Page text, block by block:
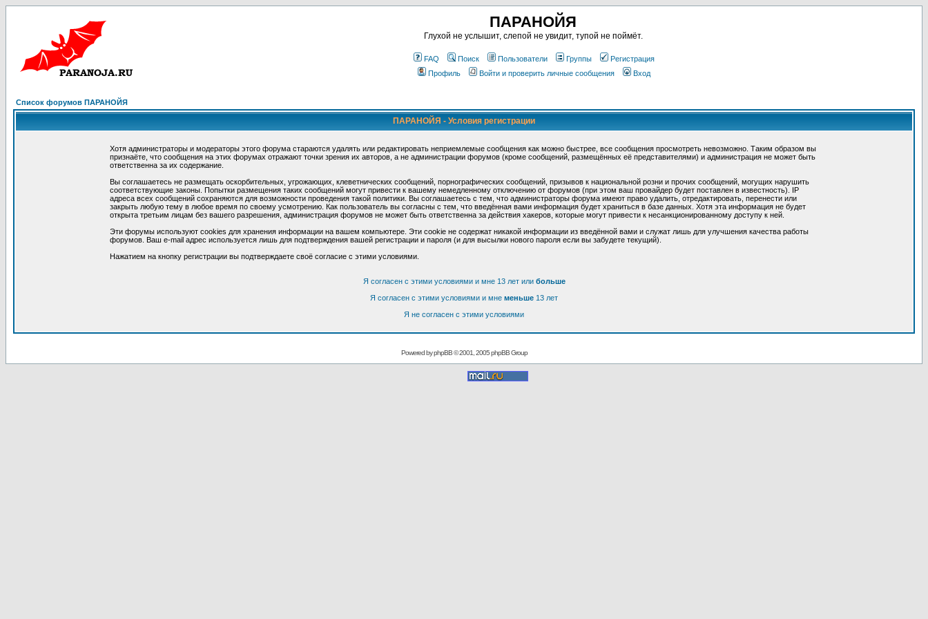
ПАРАНОЙЯ
Глухой не услышит, слепой не увидит, тупой не поймёт.
FAQ Поиск Пользователи Группы
Регистрация
Профиль
Войти и проверить личные сообщения Вход
Список форумов ПАРАНОЙЯ
ПАРАНОЙЯ - Условия регистрации
Хотя администраторы и модераторы этого форума стараются удалять или редактировать неприемлемые сообщения как можно быстрее, все сообщения просмотреть невозможно. Таким образом вы
признаёте, что сообщения на этих форумах отражают точки зрения их авторов, а не администрации форумов (кроме сообщений, размещённых её представителями) и администрация не может быть
ответственна за их содержание.
Вы соглашаетесь не размещать оскорбительных, угрожающих, клеветнических сообщений, порнографических сообщений, призывов к национальной розни и прочих сообщений, могущих нарушить
соответствующие законы. Попытки размещения таких сообщений могут привести к вашему немедленному отключению от форумов (при этом ваш провайдер будет поставлен в известность). IP
адреса всех сообщений сохраняются для возможности проведения такой политики. Вы соглашаетесь с тем, что администраторы форума имеют право удалить, отредактировать, перенести или
закрыть любую тему в любое время по своему усмотрению. Как пользователь вы согласны с тем, что введённая вами информация будет храниться в базе данных. Хотя эта информация не будет
открыта третьим лицам без вашего разрешения, администрация форумов не может быть ответственна за действия хакеров, которые могут привести к несанкционированному доступу к ней.
Эти форумы используют cookies для хранения информации на вашем компьютере. Эти cookie не содержат никакой информации из введённой вами и служат лишь для улучшения качества работы
форумов. Ваш e-mail адрес используется лишь для подтверждения вашей регистрации и пароля (и для высылки нового пароля если вы забудете текущий).
Нажатием на кнопку регистрации вы подтверждаете своё согласие с этими условиями.
Я согласен с этими условиями и мне 13 лет или больше
Я согласен с этими условиями и мне меньше 13 лет
Я не согласен с этими условиями
Powered byphpBB© 2001, 2005 phpBB Group